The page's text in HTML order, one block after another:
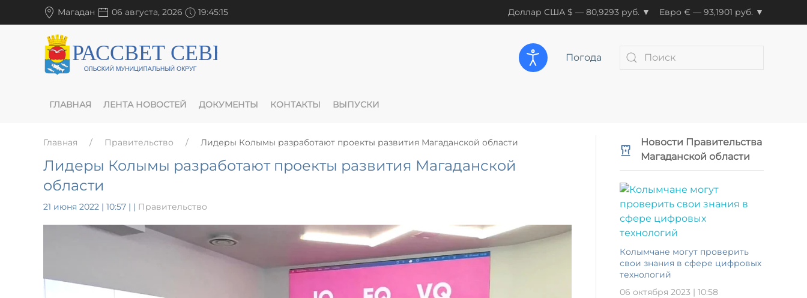
Магадан 06 августа, 2026 19:45:16 Доллар США $ — 80,9293 руб. ▼ Евро € — 93,1901 руб. ▼
Погода
ГЛАВНАЯ ЛЕНТА НОВОСТЕЙ ДОКУМЕНТЫ КОНТАКТЫ ВЫПУСКИ
Главная Правительство Лидеры Колымы разработают проекты развития Магаданской области
Лидеры Колымы разработают проекты развития Магаданской
области
21 июня 2022 | 10:57 | | Правительство
Новости Правительства
Магаданской области
Колымчане могут проверить
свои знания в сфере цифровых
технологий
06 октября 2023 | 10:58